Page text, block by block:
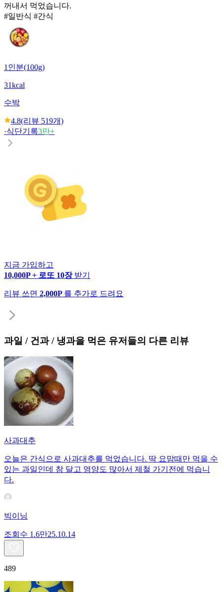
꺼내서 먹었습니다.
#일반식 #간식
1인분(100g)
31kcal
수박
4.8(리뷰 519개)
·식단기록3만+
지금 가입하고
10,000P + 로또 10장 받기
리뷰 쓰면 2,000P 를 추가로 드려요
과일 / 건과 / 냉과을 먹은 유저들의 다른 리뷰
사과대추
오늘은 간식으로 사과대추를 먹었습니다. 딱 요맘때만 먹을 수
있는 과일인데 참 달고 영양도 많아서 제철 가기전에 먹습니
다.
빅이닝
조회수 1.6만25.10.14
489